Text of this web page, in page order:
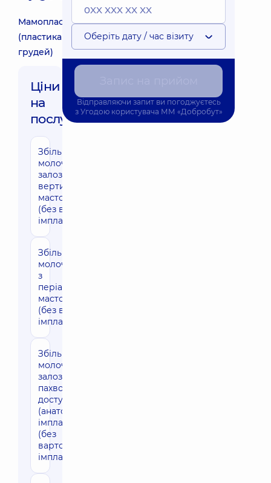
Мамопластика
(пластика
грудей)
Ціни
на
послуги:
Збільшення
молочних
залоз з
вертикальною
мастопексією
(без вартості
імплантів)
Збільшення
молочних залоз
з
періареолярною
мастопексією
(без вартості
імплантів)
Збільшення
молочних
залоз через
пахвовий
доступ
(анатомічні
імпланти)
(без
вартості
імплантів)
Оберіть дату / час візиту
Відправляючи запит ви погоджуєтесь
з Угодою користувача ММ «Добробут»